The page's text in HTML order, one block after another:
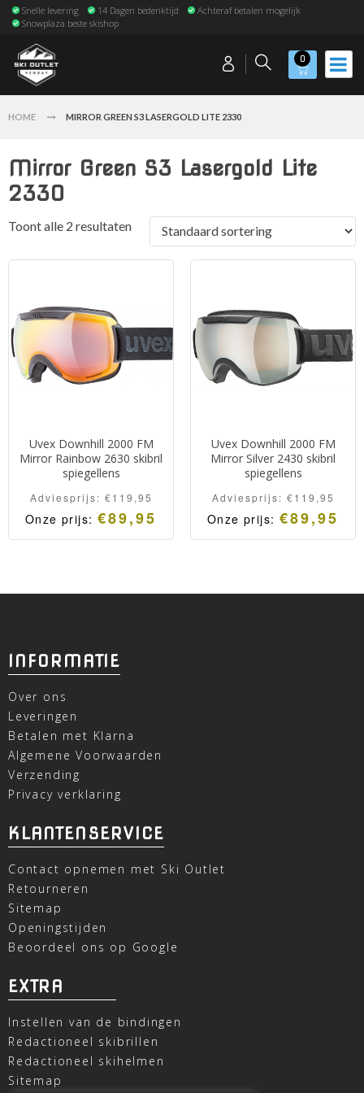
Snelle levering 14 Dagen bedenktijd
Achteraf betalen mogelijk
Snowplaza beste skishop
0
HOME MIRROR GREEN S3 LASERGOLD LITE 2330
Mirror Green S3 Lasergold Lite
2330
Toont alle 2 resultaten
Uvex Downhill 2000 FM
Mirror Rainbow 2630 skibril
spiegellens
Adviesprijs: €119,95
Onze prijs: €89,95
Uvex Downhill 2000 FM
Mirror Silver 2430 skibril
spiegellens
Adviesprijs: €119,95
Onze prijs: €89,95
INFORMATIE
Over ons
Leveringen
Betalen met Klarna
Algemene Voorwaarden
Verzending
Privacy verklaring
KLANTENSERVICE
Contact opnemen met Ski Outlet
Retourneren
Sitemap
Openingstijden
Beoordeel ons op Google
EXTRA
Instellen van de bindingen
Redactioneel skibrillen
Redactioneel skihelmen
Sitemap